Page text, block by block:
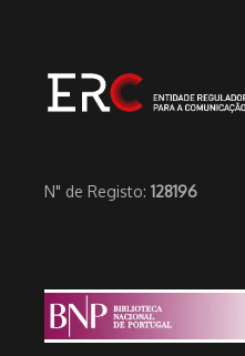
N" de Registo: 128196